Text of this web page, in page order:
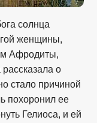
солнца
женщины,
Афродиты,
о
стало причиной
похоронил ее
Гелиоса, и ей